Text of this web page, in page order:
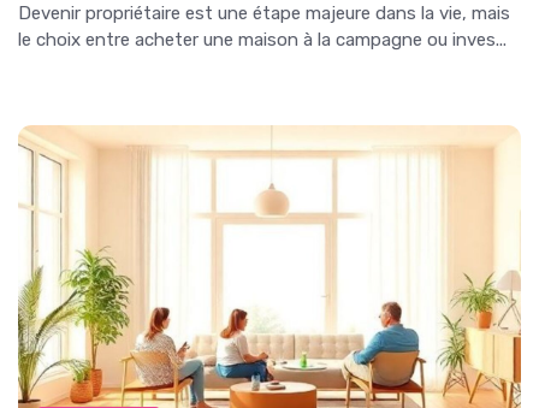
Devenir propriétaire est une étape majeure dans la vie, mais
le choix entre acheter une maison à la campagne ou inves...